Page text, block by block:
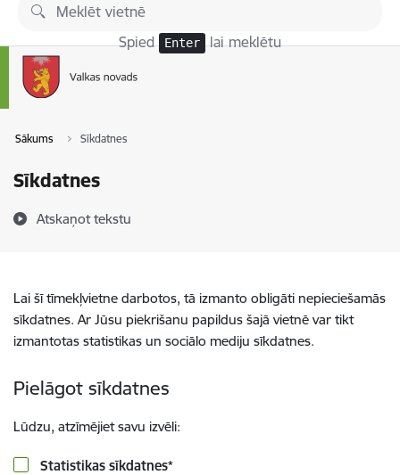
Pāriet uz lapas saturu
Spied Enter lai meklētu
Sākums Sīkdatnes
Sīkdatnes
Atskaņot tekstu
Lai šī tīmekļvietne darbotos, tā izmanto obligāti nepieciešamās
sīkdatnes. Ar Jūsu piekrišanu papildus šajā vietnē var tikt
izmantotas statistikas un sociālo mediju sīkdatnes.
Pielāgot sīkdatnes
Lūdzu, atzīmējiet savu izvēli:
Statistikas sīkdatnes*